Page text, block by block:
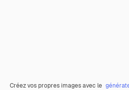
Créez vos propres images avec le